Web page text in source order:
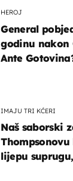
HEROJ
General
godinu nakon
Ante
IMAJU TRI KĆERI
Naš saborski
lijepu